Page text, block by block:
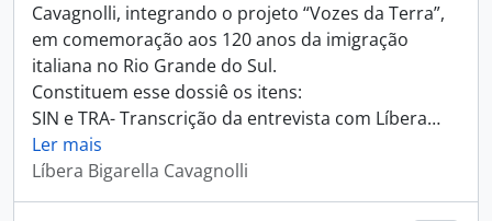
Cavagnolli, integrando o projeto “Vozes da Terra”,
em comemoração aos 120 anos da imigração
italiana no Rio Grande do Sul.
Constituem esse dossiê os itens:
SIN e TRA- Transcrição da entrevista com Líbera…
Ler mais
Líbera Bigarella Cavagnolli